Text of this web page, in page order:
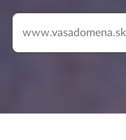
www.